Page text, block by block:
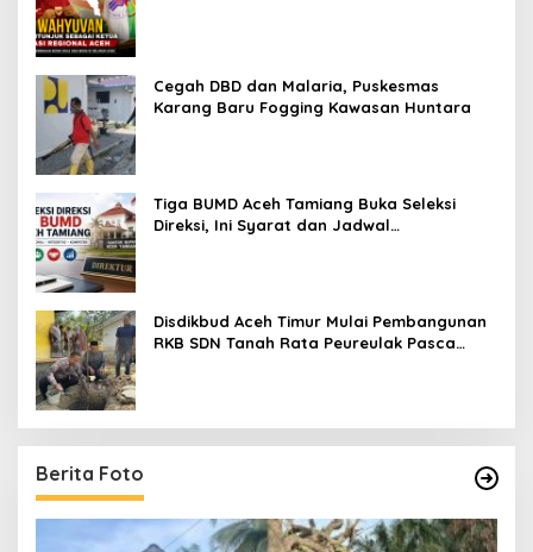
Cegah DBD dan Malaria, Puskesmas
Karang Baru Fogging Kawasan Huntara
Tiga BUMD Aceh Tamiang Buka Seleksi
Direksi, Ini Syarat dan Jadwal
Disdikbud Aceh Timur Mulai Pembangunan
RKB SDN Tanah Rata Peureulak Pasca
Berita Foto